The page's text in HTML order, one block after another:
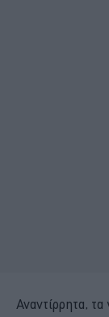
Αναντίρρητα, τα